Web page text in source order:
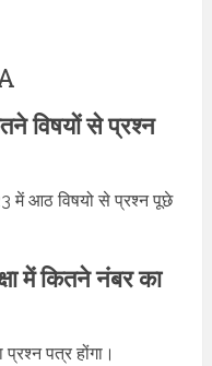
विषयों से प्रश्न
में आठ विषयो से प्रश्न पूछे
में कितने नंबर का
पत्र होंगा।